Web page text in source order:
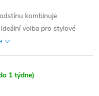
kombinuje
volba pro stylové
1 týdne)